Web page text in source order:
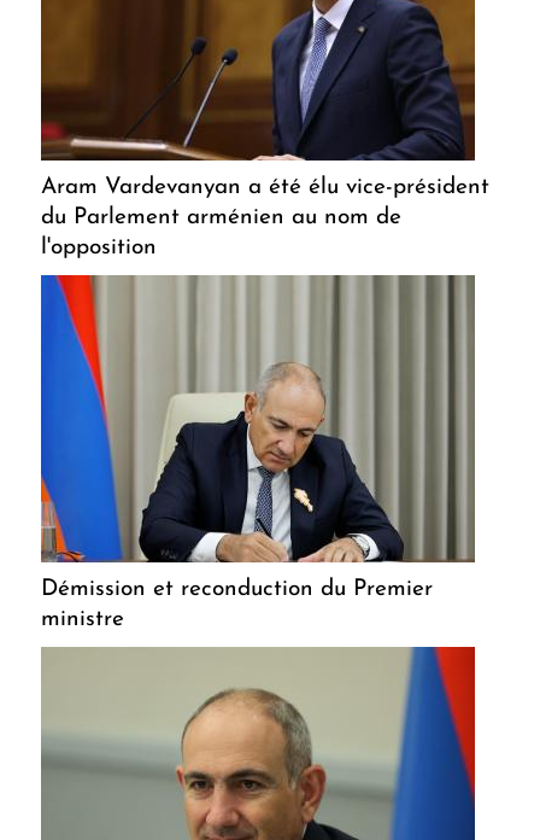
Aram Vardevanyan a été élu vice-président
du Parlement arménien au nom de
l'opposition
Démission et reconduction du Premier
ministre